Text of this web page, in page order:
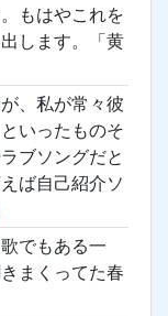
もはやこれを
します。「黄
、私が常々彼
いったものそ
ブソングだと
ば自己紹介ソ
でもある一
まくってた春